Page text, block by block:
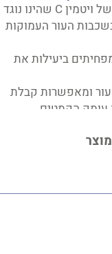
סרום עם מיליקפסולות המכיל ריכוז גבוה של ויטמין C שהינו נוגד
העור העמוקות
ביעילות את
ומאפשרות קבלת